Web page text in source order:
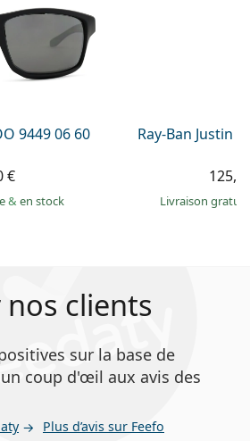
9449 06 60
€
& en stock
Ray-Ban Justin
Livraison
clients
sur la base de
coup d'œil aux avis des
Plus d’avis sur Feefo